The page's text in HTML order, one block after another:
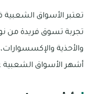
تعتبر الأسواق الشعبية
تجربة تسوق فريدة من
والأحذية
أشهر الأسواق الشعبية